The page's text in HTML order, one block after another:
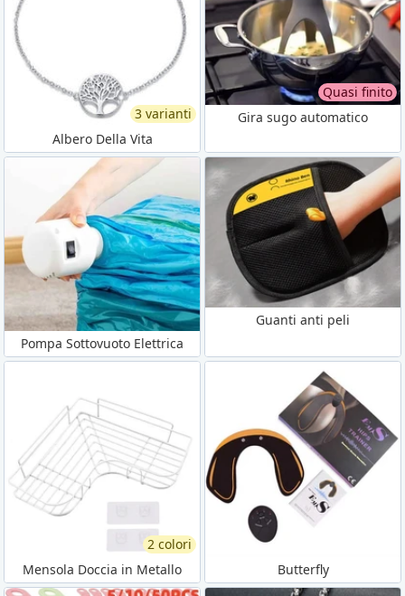
3 varianti
Albero Della Vita
Quasi finito
Gira sugo automatico
Pompa Sottovuoto Elettrica
Guanti anti peli
2 colori
Mensola Doccia in Metallo
Butterfly